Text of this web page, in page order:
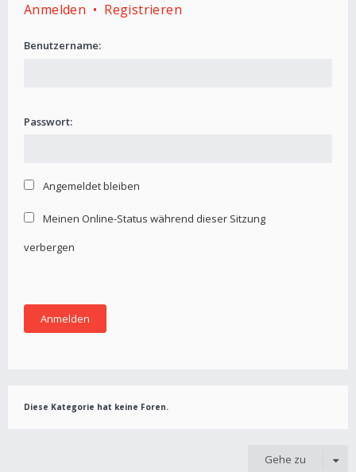
Anmelden • Registrieren
Benutzername:
Passwort:
Angemeldet bleiben
Meinen Online-Status während dieser Sitzung
verbergen
Diese Kategorie hat keine Foren.
Gehe zu